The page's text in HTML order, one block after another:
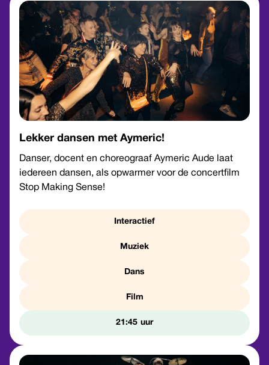
Lekker dansen met Aymeric!
Danser, docent en choreograaf Aymeric Aude laat
iedereen dansen, als opwarmer voor de concertfilm
Stop Making Sense!
Interactief
Muziek
Dans
Film
21:45